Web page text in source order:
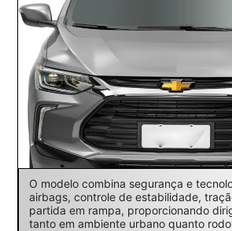
O modelo combina segurança e
airbags, controle de estabilidade,
partida em rampa, proporcionando
tanto em ambiente urbano quanto